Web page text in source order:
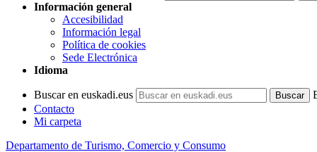
Información general
Accesibilidad
Información legal
Política de cookies
Sede Electrónica
Idioma
Buscar en euskadi.eus
Contacto
Mi carpeta
Departamento de Turismo, Comercio y Consumo